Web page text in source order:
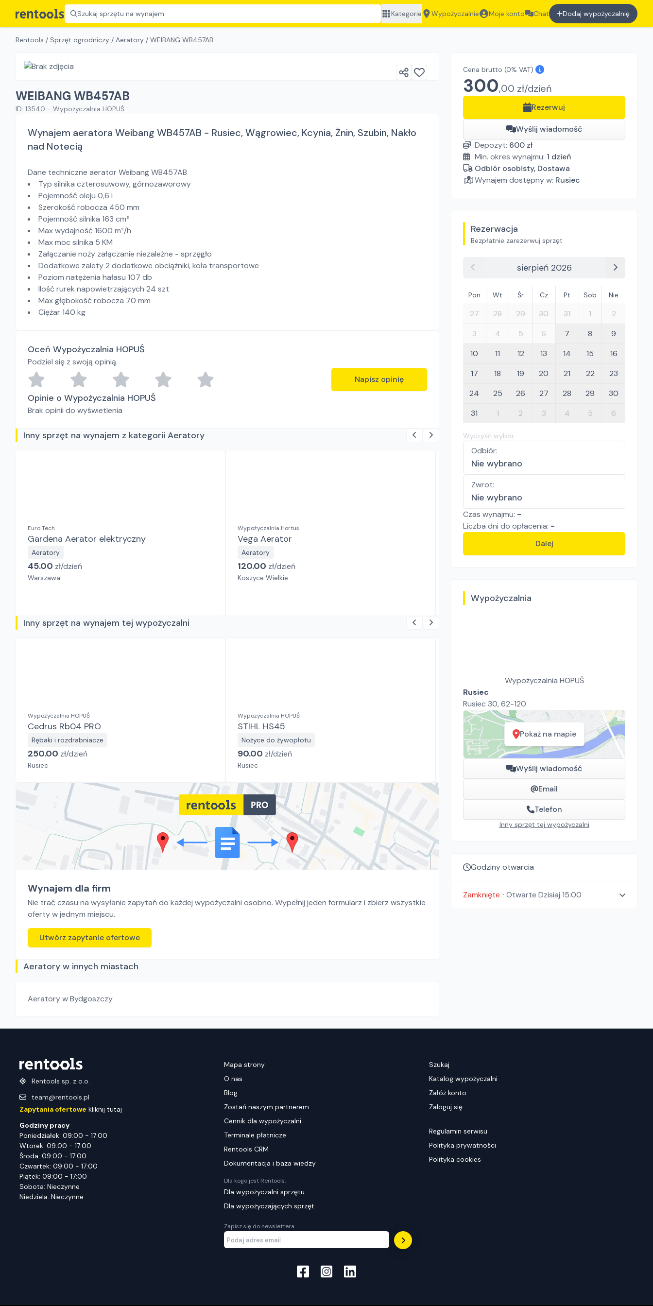
Szukaj sprzętu na wynajem Kategorie Wypożyczalnie Moje konto Chat Dodaj wypożyczalnię
Rentools / Sprzęt ogrodniczy / Aeratory / WEIBANG WB457AB
WEIBANG WB457AB
ID: 13540 - Wypożyczalnia HOPUŚ
Cena brutto (0% VAT)
300,00 zł/dzień
Rezerwuj
Wyślij wiadomość
Depozyt: 600 zł
Min. okres wynajmu: 1 dzień
Odbiór osobisty, Dostawa
Wynajem dostępny w: Rusiec
Rezerwacja
Bezpłatnie zarezerwuj sprzęt
sierpień 2026
Pon Wt Śr Cz Pt Sob Nie
27 28 29 30 31 1
2
3
4 5 6 7 8
9
10
11 12 13 14 15
16
17
18 19 20 21 22
23
24
25 26 27 28 29
30
31
1 2 3 4 5 6
Wyczyść wybór
Odbiór:
Nie wybrano
Zwrot:
Nie wybrano
Czas wynajmu: -
Liczba dni do opłacenia: -
Dalej
Wypożyczalnia
Wypożyczalnia HOPUŚ
Rusiec
Rusiec 30, 62-120
Pokaż na mapie
Wyślij wiadomość
Email
Telefon
Inny sprzęt tej wypożyczalni
Godziny otwarcia
Zamknięte ⋅ Otwarte Dzisiaj 15:00
Wynajem aeratora Weibang WB457AB - Rusiec, Wągrowiec, Kcynia, Żnin, Szubin, Nakło
nad Notecią
Dane techniczne aerator Weibang WB457AB
Typ silnika czterosuwowy, górnozaworowy
Pojemność oleju 0,6 l
Szerokość robocza 450 mm
Pojemność silnika 163 cm³
Max wydajność 1600 m²/h
Max moc silnika 5 KM
Załączanie noży załączanie niezależne - sprzęgło
Dodatkowe zalety 2 dodatkowe obciążniki, koła transportowe
Poziom natężenia hałasu 107 db
Ilość rurek napowietrzających 24 szt
Max głębokość robocza 70 mm
Ciężar 140 kg
Oceń Wypożyczalnia HOPUŚ
Podziel się z swoją opinią.
Napisz opinię
Opinie o Wypożyczalnia HOPUŚ
Brak opinii do wyświetlenia
Inny sprzęt na wynajem z kategorii Aeratory
Euro Tech
Gardena Aerator elektryczny
Aeratory
45.00 zł/dzień
Warszawa
Wypożyczalnia Hortus
Vega Aerator
Aeratory
120.00 zł/dzień
Koszyce Wielkie
MULTIRENT
Aeratory
Inny sprzęt na wynajem tej wypożyczalni
Wypożyczalnia HOPUŚ
Cedrus Rb04 PRO
Rębaki i rozdrabniacze
250.00 zł/dzień
Rusiec
Wypożyczalnia HOPUŚ
STIHL HS45
Nożyce do żywopłotu
90.00 zł/dzień
Rusiec
Wypożyczalnia HOPUŚ
Piaskarka Nieokreślona
Piaskarki
150.00zł/ dzień
Wynajem dla firm
Nie trać czasu na wysyłanie zapytań do każdej wypożyczalni osobno. Wypełnij jeden formularz i zbierz wszystkie
oferty w jednym miejscu.
Utwórz zapytanie ofertowe
Aeratory w innych miastach
Aeratoryw Bydgoszczy
Rentools sp. z o.o.
team@rentools.pl
Zapytania ofertowe kliknij tutaj
Godziny pracy
Poniedziałek: 09:00 - 17:00
Wtorek: 09:00 - 17:00
Środa: 09:00 - 17:00
Czwartek: 09:00 - 17:00
Piątek: 09:00 - 17:00
Sobota: Nieczynne
Niedziela: Nieczynne
Mapa strony
O nas
Blog
Zostań naszym partnerem
Cennik dla wypożyczalni
Terminale płatnicze
Rentools CRM
Dokumentacja i baza wiedzy
Dla kogo jest Rentools:
Dla wypożyczalni sprzętu
Dla wypożyczających sprzęt
Zapisz się do newslettera
Szukaj
Katalog wypożyczalni
Załóż konto
Zaloguj się
Regulamin serwisu
Polityka prywatności
Polityka cookies